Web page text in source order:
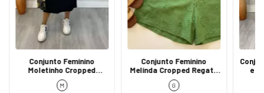
Conjunto Feminino
Moletinho Cropped
Manga Longa e Saia
Preto
M
Conjunto Feminino
Melinda Cropped Regata
e Short Verde
G
e